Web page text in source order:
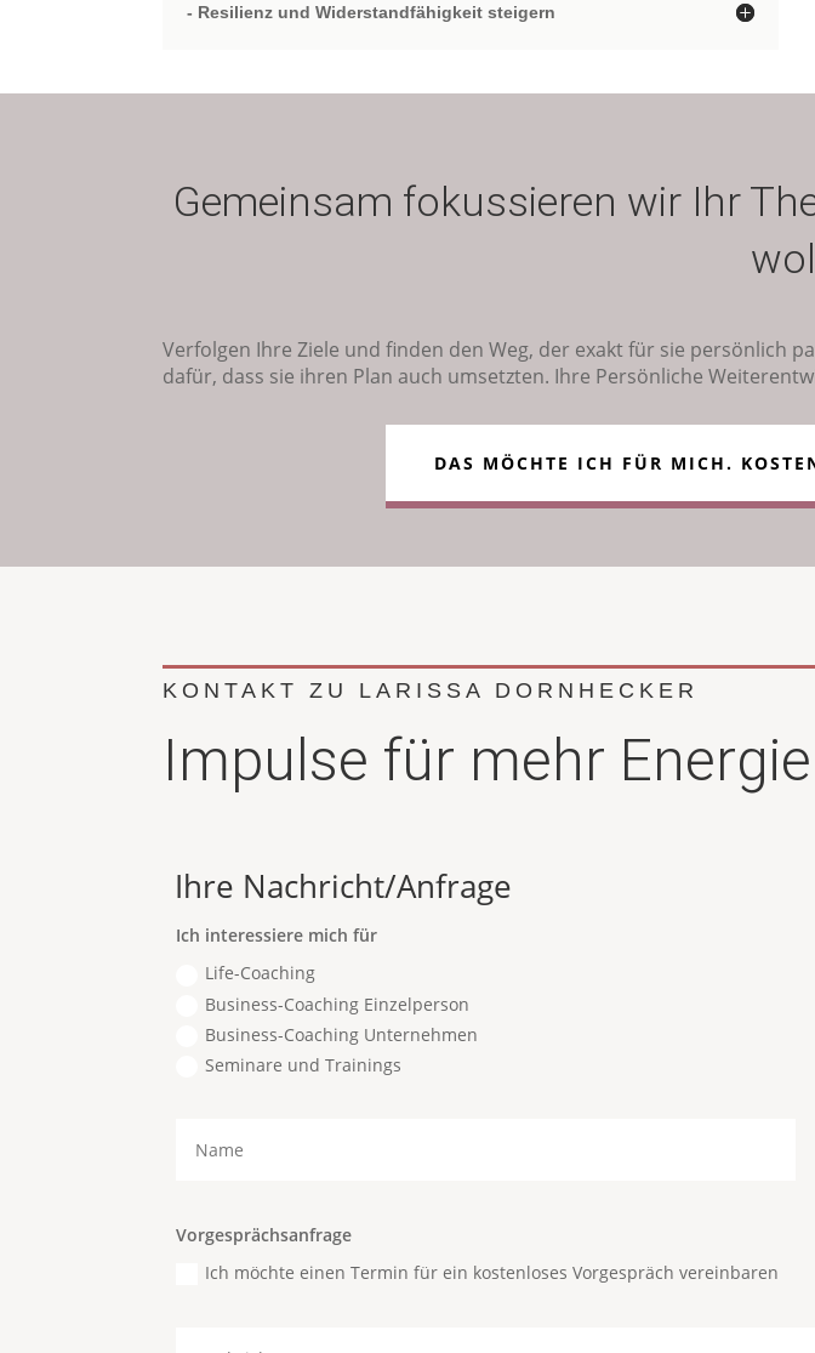
- Resilienz und Widerstandfähigkeit steigern
Gemeinsam fokussieren wir Ihr
Verfolgen Ihre Ziele und finden den Weg, der exakt für sie persönlich
dafür, dass sie ihren Plan auch umsetzten. Ihre Persönliche
DAS MÖCHTE ICH FÜR MICH.
KONTAKT ZU LARISSA DORNHECKER
Impulse für mehr Energie
Ihre Nachricht/Anfrage
Ich interessiere mich für
Life-Coaching
Business-Coaching Einzelperson
Business-Coaching Unternehmen
Seminare und Trainings
Vorgesprächsanfrage
Ich möchte einen Termin für ein kostenloses Vorgespräch vereinbaren